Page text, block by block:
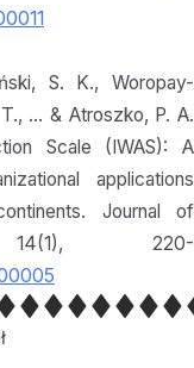
S. K., Woropay-
… & Atroszko, P. A.
Scale (IWAS): A
applications
Journal of
14(1), 220-